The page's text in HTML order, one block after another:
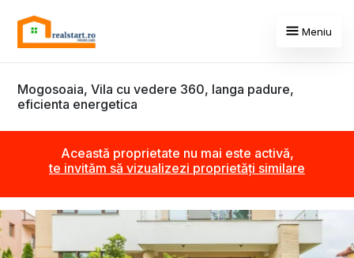
Meniu
Mogosoaia, Vila cu vedere 360, langa padure,
eficienta energetica
Această proprietate nu mai este activă,
te invităm să vizualizezi proprietăți similare